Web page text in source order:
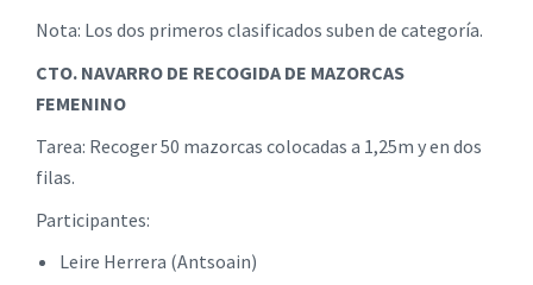
Nota: Los dos primeros clasificados suben de categoría.
CTO. NAVARRO DE RECOGIDA DE MAZORCAS
FEMENINO
Tarea: Recoger 50 mazorcas colocadas a 1,25m y en dos
filas.
Participantes:
Leire Herrera (Antsoain)